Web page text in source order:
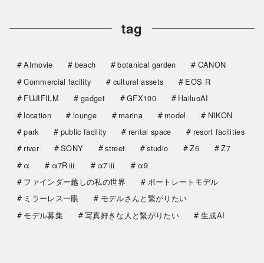
tag
AImovie beach botanical garden
CANON
Commercial facility
cultural assets
EOS R
FUJIFILM
gadget GFX100
HailuoAI
location
lounge marina model
NIKON
park
public facility rental space
resort facilities
river
SONY street studio Z6
Z7
α
α7Rⅲ α7ⅲ
α9
ファインダー越しの私の世界
ポートレートモデル
ミラーレス一眼
モデルさんと繋がりたい
モデル募集
写真好きな人と繋がりたい 生成AI